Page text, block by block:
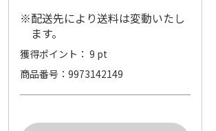
※配送先により送料は変動いたし
ます。
獲得ポイント： 9 pt
商品番号
9973142149